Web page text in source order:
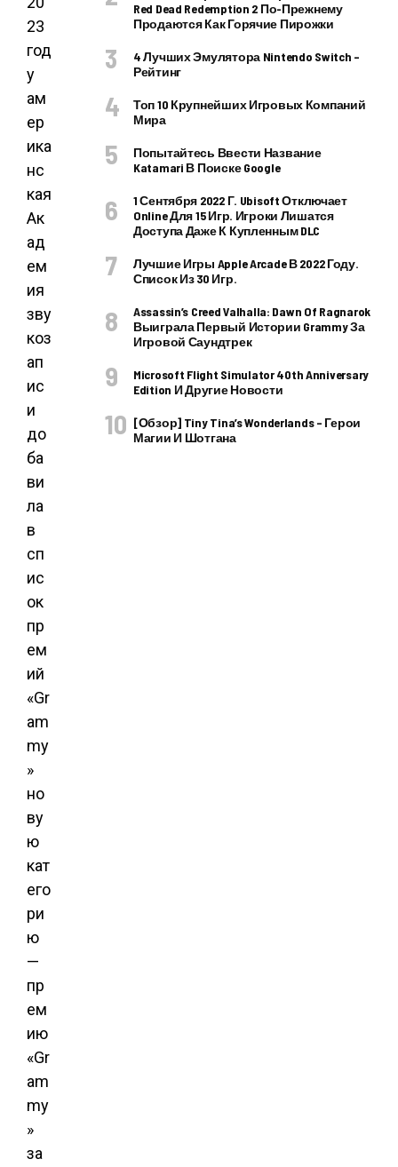
23
год
у
ам
ер
ика
нс
кая
Ак
ад
ем
ия
зву
коз
ап
ис
и
до
ба
ви
ла
в
сп
ис
ок
пр
ем
ий
«Gr
am
my
»
но
ву
ю
кат
его
ри
ю
—
пр
ем
ию
«Gr
am
my
»
за
Red Dead Redemption 2 По-Прежнему
Продаются Как Горячие Пирожки
4 Лучших Эмулятора Nintendo Switch –
Рейтинг
Топ 10 Крупнейших Игровых Компаний
Мира
Попытайтесь Ввести Название
Katamari В Поиске Google
1 Сентября 2022 Г. Ubisoft Отключает
Online Для 15 Игр. Игроки Лишатся
Доступа Даже К Купленным DLC
Лучшие Игры Apple Arcade В 2022 Году.
Список Из 30 Игр.
Assassin’s Creed Valhalla: Dawn Of Ragnarok
Выиграла Первый Истории Grammy За
Игровой Саундтрек
Microsoft Flight Simulator 40th Anniversary
Edition И Другие Новости
[Обзор] Tiny Tina’s Wonderlands – Герои
Магии И Шотгана